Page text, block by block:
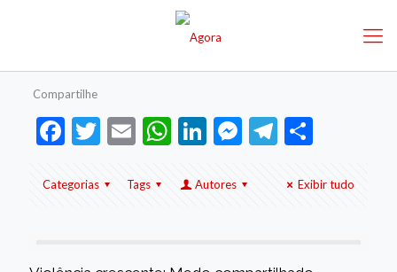
Compartilhe
Facebook
Twitter
EmailWhatsApp
LinkedIn
Messenger
Telegram
Share
Categorias Tags Autores Exibir tudo